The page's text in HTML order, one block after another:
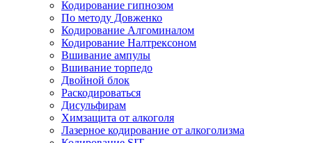
Кодирование гипнозом
По методу Довженко
Кодирование Алгоминалом
Кодирование Налтрексоном
Вшивание ампулы
Вшивание торпедо
Двойной блок
Раскодироваться
Дисульфирам
Химзащита от алкоголя
Лазерное кодирование от алкоголизма